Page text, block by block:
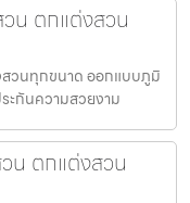
น ตกแต่งสวน
วนทุกขนาด ออกแบบภูมิ
ะกันความสวยงาม
น ตกแต่งสวน